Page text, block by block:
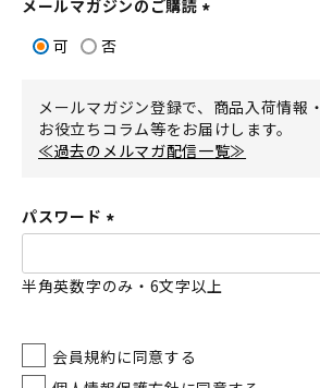
メールマガジンのご購読
)
可 否
メールマガジン登録で、商品入荷情報
お役立ちコラム等をお届けします。
≪過去のメルマガ配信一覧≫
パスワード
必
須
半角英数字のみ・6文字以上
会員規約に同意する